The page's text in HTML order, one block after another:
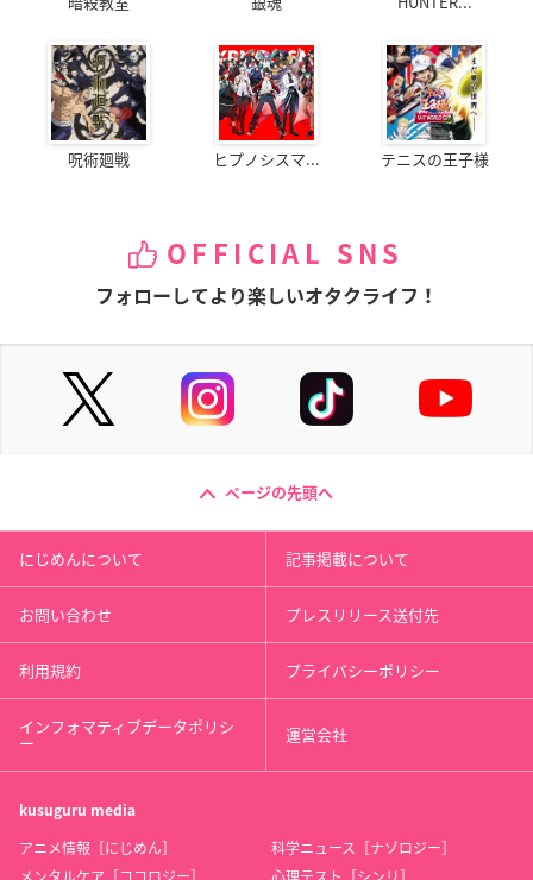
呪術廻戦 ヒプノシスマ... テニスの王子様
OFFICIAL SNS
フォローしてより楽しいオタクライフ！
ページの先頭へ
にじめんについて 記事掲載について
お問い合わせ プレスリリース送付先
利用規約 プライバシーポリシー
インフォマティブデータポリシ
ー 運営会社
kusuguru media
アニメ情報［にじめん］
科学ニュース［ナゾロジー］